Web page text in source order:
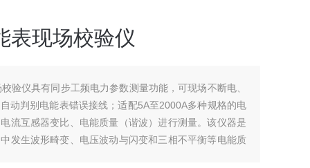
表现场校验仪
验仪具有同步工频电力参数测量功能，可现场不断电、
动判别电能表错误接线；适配5A至2000A多种规格的电
流互感器变比、电能质量（谐波）进行测量。该仪器是
发生波形畸变、电压波动与闪变和三相不平衡等电能质